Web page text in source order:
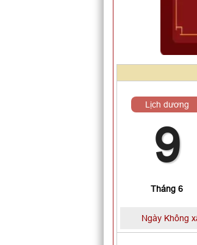
Lịch dương
9
Tháng 6
Ngày Không